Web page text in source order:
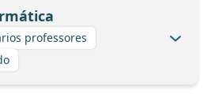
professores